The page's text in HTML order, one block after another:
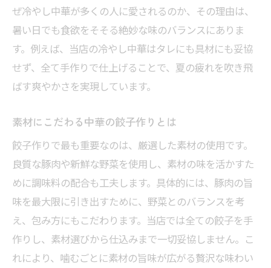
ぜ冷やし中華が多くの人に愛されるのか、その理由は、
暑い日でも食欲をそそる絶妙な味のバランスにありま
す。例えば、当店の冷やし中華はタレにも具材にも妥協
せず、全て手作りで仕上げることで、夏の疲れを吹き飛
ばす爽やかさを実現しています。
素材にこだわる中華の餃子作りとは
餃子作りで最も重要なのは、厳選した素材の使用です。
良質な豚肉や新鮮な野菜を使用し、素材の味を活かすた
めに調味料の配合も工夫します。具体的には、豚肉の旨
味を最大限に引き出すために、野菜とのバランスを考
え、包み方にもこだわります。当店では全ての餃子を手
作りし、素材選びから仕込みまで一切妥協しません。こ
れにより、噛むごとに素材の旨味が広がる贅沢な味わい